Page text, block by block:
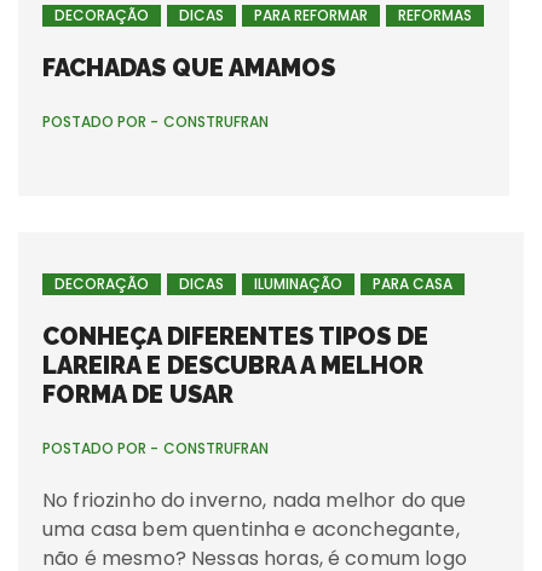
DECORAÇÃO DICAS PARA REFORMAR REFORMAS
FACHADAS QUE AMAMOS
POSTADO POR - CONSTRUFRAN
DECORAÇÃO DICAS ILUMINAÇÃO PARA CASA
CONHEÇA DIFERENTES TIPOS DE
LAREIRA E DESCUBRA A MELHOR
FORMA DE USAR
POSTADO POR - CONSTRUFRAN
No friozinho do inverno, nada melhor do que
uma casa bem quentinha e aconchegante,
não é mesmo? Nessas horas, é comum logo